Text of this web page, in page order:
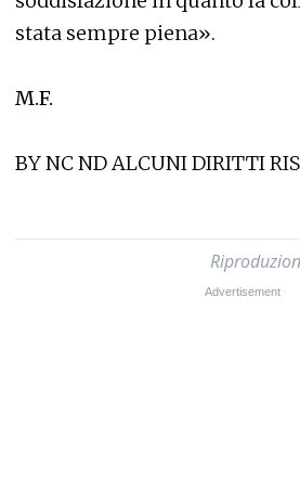
stata sempre piena».
M.F.
BY NC ND ALCUNI DIRITTI